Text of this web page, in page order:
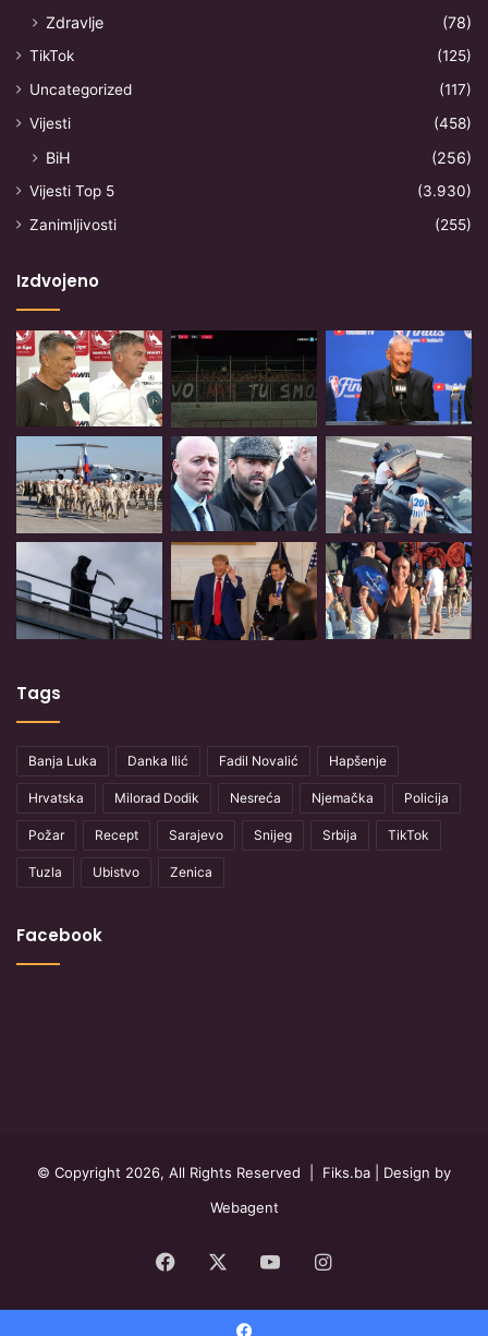
Zdravlje
(78)
TikTok
(125)
Uncategorized
(117)
Vijesti
(458)
BiH (256)
Vijesti Top 5
(3.930)
Zanimljivosti
(255)
Izdvojeno
Tags
Banja Luka Danka Ilić Fadil Novalić Hapšenje
Hrvatska Milorad Dodik Nesreća Njemačka Policija
Požar Recept Sarajevo Snijeg Srbija TikTok
Tuzla Ubistvo Zenica
Facebook
© Copyright 2026, All Rights Reserved | Fiks.ba | Design by
Webagent
Facebook YouTubeInstagram